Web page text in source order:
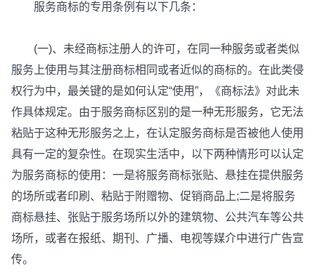
服务商标的专用条例有以下几条：
(一)、未经商标注册人的许可，在同一种服务或者类似
服务上使用与其注册商标相同或者近似的商标的。在此类侵
权行为中，最关键的是如何认定“使用”，《商标法》对此未
作具体规定。由于服务商标区别的是一种无形服务，它无法
粘贴于这种无形服务之上，在认定服务商标是否被他人使用
具有一定的复杂性。在现实生活中，以下两种情形可以认定
为服务商标的使用：一是将服务商标张贴、悬挂在提供服务
的场所或者印刷、粘贴于附赠物、促销商品上;二是将服务
商标悬挂、张贴于服务场所以外的建筑物、公共汽车等公共
场所，或者在报纸、期刊、广播、电视等媒介中进行广告宣
传。